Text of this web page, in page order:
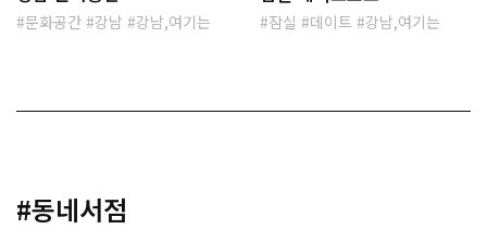
문화공간 강남 강남,여기는 잠실 데이트 강남,여기는
#동네서점